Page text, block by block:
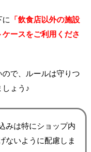
に 「飲食店以外の施設
ースをご利用くださ
で、ルールは守りつ
ょう♪
みは特にショップ内
ないように配慮しま